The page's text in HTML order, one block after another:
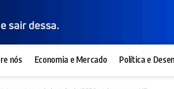
nós Economia e Mercado Política e